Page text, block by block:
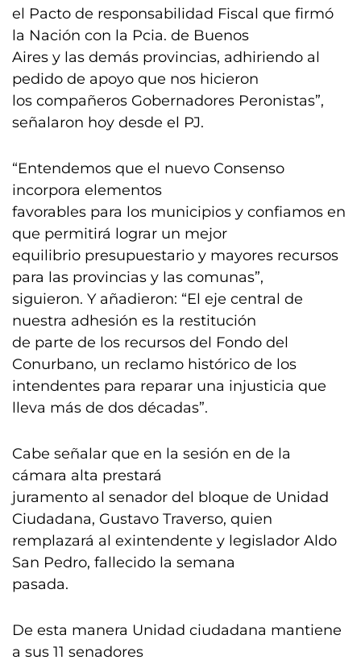
el Pacto de responsabilidad Fiscal que firmó
la Nación con la Pcia. de Buenos
Aires y las demás provincias, adhiriendo al
pedido de apoyo que nos hicieron
los compañeros Gobernadores Peronistas”,
señalaron hoy desde el PJ.
“Entendemos que el nuevo Consenso
incorpora elementos
favorables para los municipios y confiamos en
que permitirá lograr un mejor
equilibrio presupuestario y mayores recursos
para las provincias y las comunas”,
siguieron. Y añadieron: “El eje central de
nuestra adhesión es la restitución
de parte de los recursos del Fondo del
Conurbano, un reclamo histórico de los
intendentes para reparar una injusticia que
lleva más de dos décadas”.
Cabe señalar que en la sesión en de la
cámara alta prestará
juramento al senador del bloque de Unidad
Ciudadana, Gustavo Traverso, quien
remplazará al exintendente y legislador Aldo
San Pedro, fallecido la semana
pasada.
De esta manera Unidad ciudadana mantiene
a sus 11 senadores